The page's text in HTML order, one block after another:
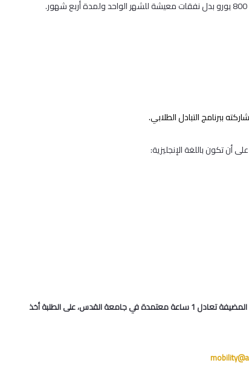
ببرنامج التبادل الطلابي.
أن تكون باللغة الإنجليزية:
ملاحظة: الرجاء العلم أن كل 2 ساعة حسب النظام الأوروبي (ECTS) في الجامعة المضيفة تعادل 1 ساعة معتمدة في جامعة القدس، على الطلبة أخذ